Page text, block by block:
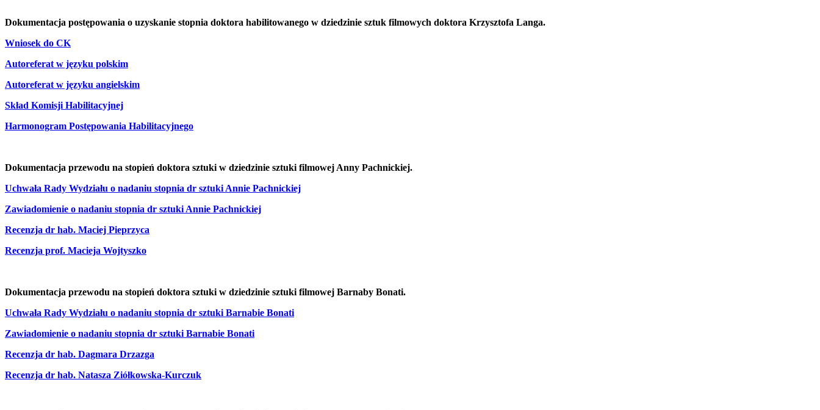
Dokumentacja postępowania o uzyskanie stopnia doktora habilitowanego w dziedzinie sztuk filmowych doktora Krzysztofa Langa.
Wniosek do CK
Autoreferat w języku polskim
Autoreferat w języku angielskim
Skład Komisji Habilitacyjnej
Harmonogram Postępowania Habilitacyjnego
Dokumentacja przewodu na stopień doktora sztuki w dziedzinie sztuki filmowej Anny Pachnickiej.
Uchwała Rady Wydziału o nadaniu stopnia dr sztuki Annie Pachnickiej
Zawiadomienie o nadaniu stopnia dr sztuki Annie Pachnickiej
Recenzja dr hab. Maciej Pieprzyca
Recenzja prof. Macieja Wojtyszko
Dokumentacja przewodu na stopień doktora sztuki w dziedzinie sztuki filmowej Barnaby Bonati.
Uchwała Rady Wydziału o nadaniu stopnia dr sztuki Barnabie Bonati
Zawiadomienie o nadaniu stopnia dr sztuki Barnabie Bonati
Recenzja dr hab. Dagmara Drzazga
Recenzja dr hab. Natasza Ziółkowska-Kurczuk